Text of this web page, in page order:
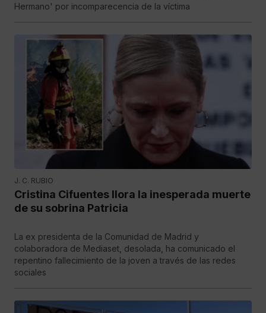
Hermano' por incomparecencia de la víctima
J. C. RUBIO
Cristina Cifuentes llora la inesperada muerte
de su sobrina Patricia
La ex presidenta de la Comunidad de Madrid y
colaboradora de Mediaset, desolada, ha comunicado el
repentino fallecimiento de la joven a través de las redes
sociales